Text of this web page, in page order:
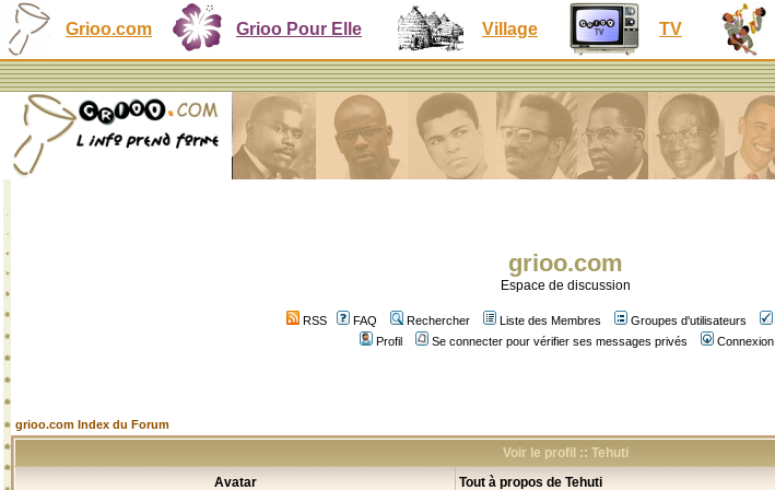
Grioo.com Grioo Pour Elle Village TV
grioo.com
Espace de discussion
RSS FAQ Rechercher Liste des Membres Groupes d'utilisateurs
Profil
Se connecter pour vérifier ses messages privés Connexion
grioo.com Index du Forum
Voir le profil :: Tehuti
Avatar
Tout à propos de Tehuti